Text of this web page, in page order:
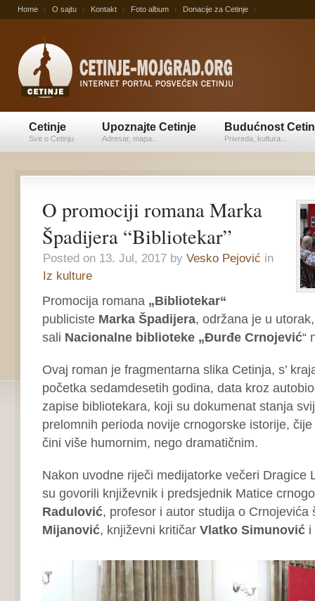
Home O sajtu Kontakt Foto album Donacije za Cetinje
Cetinje
Sve o Cetinju
Upoznajte Cetinje
Adresar, mapa...
Budućnost
Privreda, kultura...
O promociji romana Marka
Špadijera “Bibliotekar”
Posted on 13. Jul, 2017 by Vesko Pejović in
Iz kulture
Promocija romana „Bibliotekar“
publiciste Marka Špadijera, održana je u
sali Nacionalne biblioteke „Đurđe Crnojević“
Ovaj roman je fragmentarna slika Cetinja, s’
početka sedamdesetih godina, data kroz
zapise bibliotekara, koji su dokumenat stanja
prelomnih perioda novije crnogorske istorije,
čini više humornim, nego dramatičnim.
Nakon uvodne riječi medijatorke večeri Dragice
su govorili književnik i predsjednik Matice
Radulović, profesor i autor studija o Crnojevića
Mijanović, književni kritičar Vlatko Simunovići